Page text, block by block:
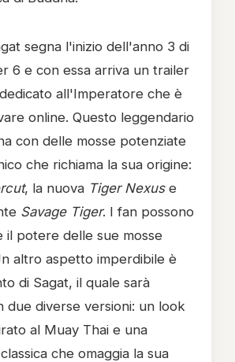
segna l'inizio dell'anno 3 di
6 e con essa arriva un trailer
all'Imperatore che è
online. Questo leggendario
con delle mosse potenziate
che richiama la sua origine:
, la nuova Tiger Nexuse
Savage Tiger. I fan possono
il potere delle sue mosse
altro aspetto imperdibile è
di Sagat, il quale sarà
due diverse versioni: un look
al Muay Thai e una
che omaggia la sua